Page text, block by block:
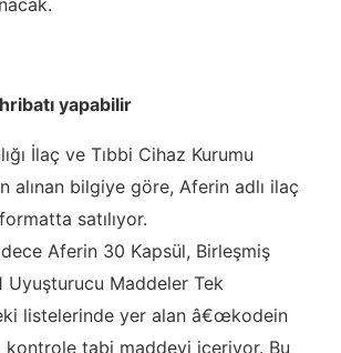
yapabilir
İlaç ve Tıbbi Cihaz Kurumu
alınan bilgiye göre, Aferin adlı ilaç
satılıyor.
Aferin 30 Kapsül, Birleşmiş
Uyuşturucu Maddeler Tek
listelerinde yer alan â€œkodein
kontrole tabi maddeyi içeriyor. Bu